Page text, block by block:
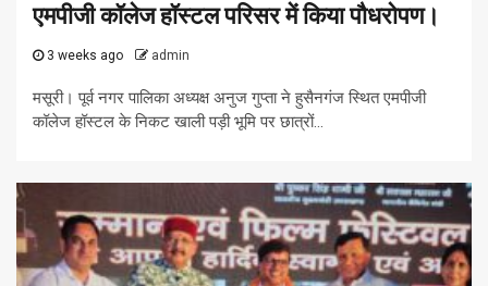
एमपीजी कॉलेज हॉस्टल परिसर में किया पौधरोपण।
3 weeks ago admin
मसूरी। पूर्व नगर पालिका अध्यक्ष अनुज गुप्ता ने हुसैनगंज स्थित एमपीजी
कॉलेज हॉस्टल के निकट खाली पड़ी भूमि पर छात्रों...